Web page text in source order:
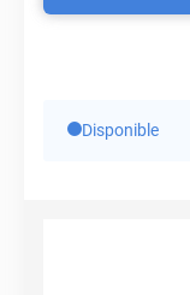
Disponible